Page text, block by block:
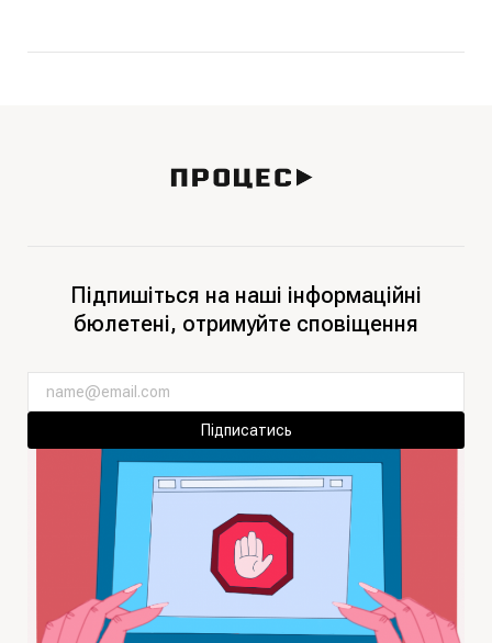
Підпишіться на наші інформаційні
бюлетені, отримуйте сповіщення
Підписатись